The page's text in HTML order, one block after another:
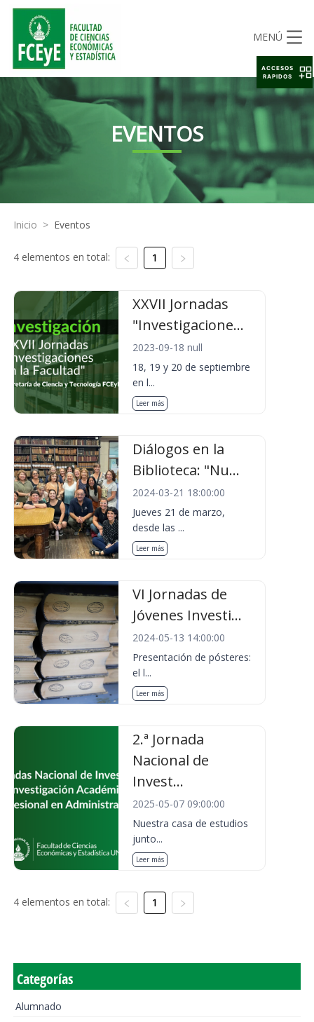
MENÚ
EVENTOS
Inicio > Eventos
4 elementos en total: 1
XXVII Jornadas
"Investigacione...
2023-09-18 null
18, 19 y 20 de septiembre
en l...
Leer más
Diálogos en la
Biblioteca: "Nu...
2024-03-21 18:00:00
Jueves 21 de marzo,
desde las ...
Leer más
VI Jornadas de
Jóvenes Investi...
2024-05-13 14:00:00
Presentación de pósteres:
el l...
Leer más
2.ª Jornada
Nacional de
Invest...
2025-05-07 09:00:00
Nuestra casa de estudios
junto...
Leer más
4 elementos en total: 1
Categorías
Alumnado
ACCESOS
RAPIDOS